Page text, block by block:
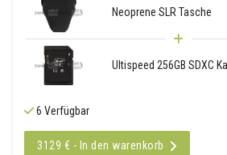
Neoprene SLR Tasche
Ultispeed 256GB SDXC
6 Verfügbar
3129 € - In den warenkorb